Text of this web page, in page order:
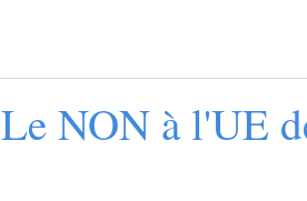
Le NON à l'UE